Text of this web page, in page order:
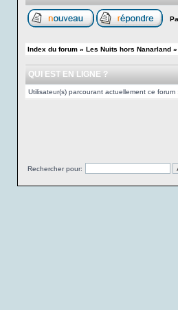
Index du forum » Les Nuits hors Nanarland »
QUI EST EN LIGNE ?
Utilisateur(s) parcourant actuellement ce
Rechercher pour: